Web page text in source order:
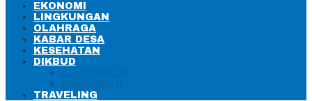
EKONOMI
LINGKUNGAN
OLAHRAGA
KABAR DESA
KESEHATAN
DIKBUD
KEBUDAYAAN
PENDIDIKAN
TRAVELING